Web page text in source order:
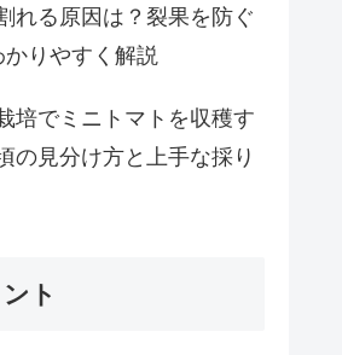
れる原因は？裂果を防ぐ
りやすく解説
培でミニトマトを収穫す
の見分け方と上手な採り
ト